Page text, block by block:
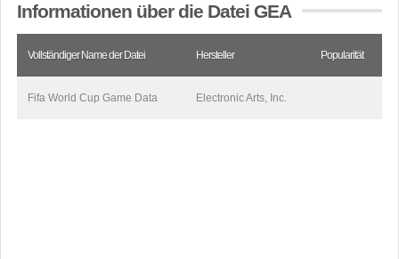
Informationen über die Datei GEA
Vollständiger Name der Datei Hersteller Popularität
Fifa World Cup Game Data Electronic Arts, Inc.